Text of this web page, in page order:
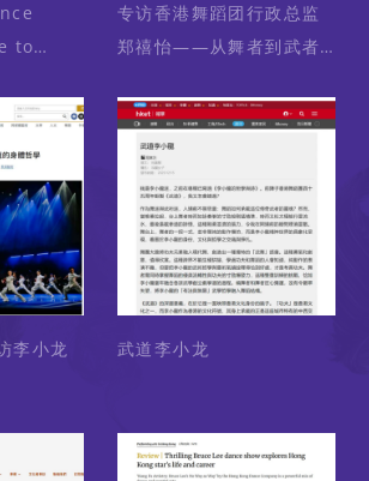
to
head-
专访香港舞蹈团行政总监
郑禧怡——从舞者到武者
李小龙
武道李小龙